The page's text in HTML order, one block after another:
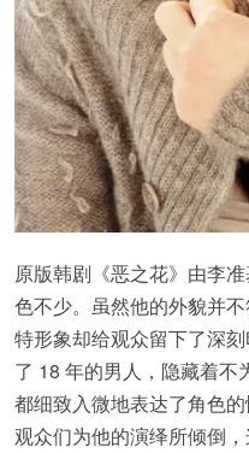
原版韩剧《恶之花》由李
色不少。虽然他的外貌并
特形象却给观众留下了深
了 18 年的男人，隐藏着不
都细致入微地表达了角色
观众们为他的演绎所倾倒